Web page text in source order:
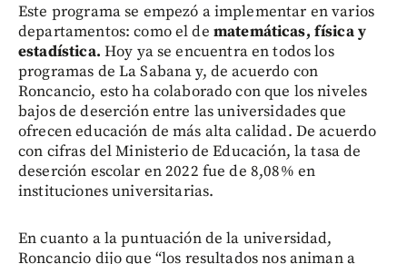
Este programa se empezó a implementar en varios
departamentos: como el de matemáticas, física y
estadística. Hoy ya se encuentra en todos los
programas de La Sabana y, de acuerdo con
Roncancio, esto ha colaborado con que los niveles
bajos de deserción entre las universidades que
ofrecen educación de más alta calidad. De acuerdo
con cifras del Ministerio de Educación, la tasa de
deserción escolar en 2022 fue de 8,08% en
instituciones universitarias.
En cuanto a la puntuación de la universidad,
Roncancio dijo que “los resultados nos animan a